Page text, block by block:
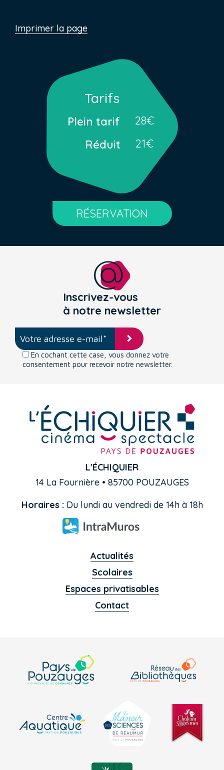
Imprimer la page
Tarifs
Plein tarif
28€
Réduit
21€
RÉSERVATION
Inscrivez-vous
à notre newsletter
En cochant cette case, vous donnez votre
consentement pour recevoir notre newsletter.
L'ÉCHIQUIER
14 La Fournière • 85700 POUZAUGES
Horaires : Du lundi au vendredi de 14h à 18h
Actualités
Scolaires
Espaces privatisables
Contact